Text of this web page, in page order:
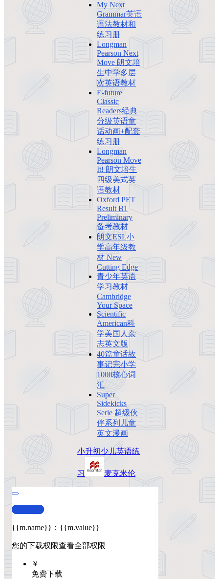
My Next
Grammar英语
语法教材和
练习册
Longman
Pearson Next
Move 朗文培
生中学多层
次英语教材
E-future
Classic
Readers经典
分级英语童
话动画+配套
练习册
Longman
Pearson Move
It! 朗文培生
四级美式英
语教材
Oxford PET
Result B1
Preliminary
备考教材
朗文ESL小
学高年级教
材 New
Cutting Edge
青少年英语
学习教材
Cambridge
Your Space
Scientific
American科
学美国人杂
志英文版
40篇童话故
事记完小学
1000核心词
汇
Super
Sidekicks
Serie 超级伙
伴系列儿童
英文漫画
小升初少儿英语练
习 麦克米伦
查看演示
{{m.name}} ： {{m.value}}
您的下载权限查看全部权限
￥
免费下载